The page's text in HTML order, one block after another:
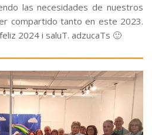
las necesidades de nuestros
compartido tanto en este 2023.
2024 i saluT. adzucaTs 🙂